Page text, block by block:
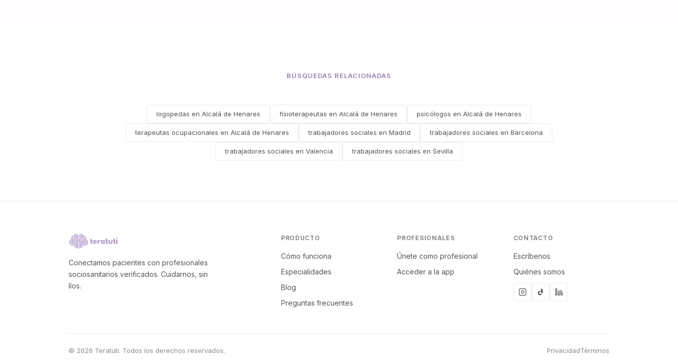
BÚSQUEDAS RELACIONADAS
logopedas en Alcalá de Henares fisioterapeutas en Alcalá de Henares psicólogos en Alcalá de Henares
terapeutas ocupacionales en Alcalá de Henares trabajadores sociales en Madrid trabajadores sociales en Barcelona
trabajadores sociales en Valencia trabajadores sociales en Sevilla
Conectamos pacientes con profesionales
sociosanitarios verificados. Cuidarnos, sin
líos.
PRODUCTO
Cómo funciona
Especialidades
Blog
Preguntas frecuentes
PROFESIONALES
Únete como profesional
Acceder a la app
CONTACTO
Escríbenos
Quiénes somos
© 2026 Teratuti. Todos los derechos reservados. PrivacidadTérminos